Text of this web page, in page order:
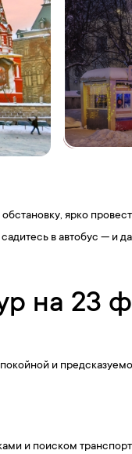
ярко
в автобус — и
на 23
и
и поиском